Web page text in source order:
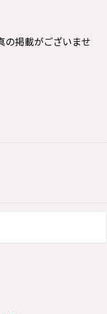
の掲載がございませ